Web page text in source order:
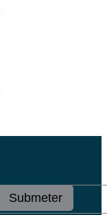
Submeter